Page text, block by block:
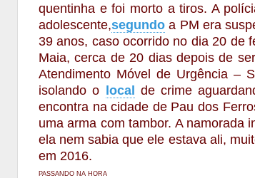
quentinha e foi morto a tiros. A
adolescente,segundo a PM era
39 anos, caso ocorrido no dia 20 de
Maia, cerca de 20 dias depois de
Atendimento Móvel de Urgência –
isolando o
local
de crime
encontra na cidade de Pau dos
uma arma com tambor. A namorada
ela nem sabia que ele estava ali,
em 2016.
PASSANDO NA HORA